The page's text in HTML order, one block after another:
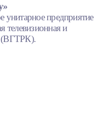
унитарное предприятие
телевизионная и
(ВГТРК).